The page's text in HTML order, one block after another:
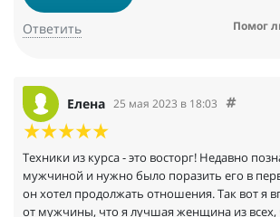
Ответить Помог
Елена 25 мая 2023 в 18:03
Техники из курса - это восторг! Недавно
мужчиной и нужно было поразить его в
он хотел продолжать отношения. Так вот я
от мужчины, что я лучшая женщина из всех,